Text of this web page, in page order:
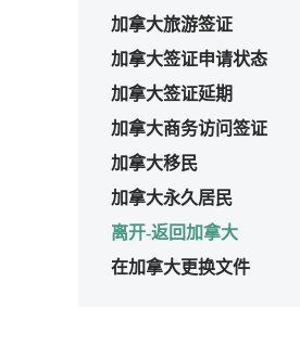
加拿大旅游签证
加拿大签证申请状态
加拿大签证延期
加拿大商务访问签证
加拿大移民
加拿大永久居民
离开-返回加拿大
在加拿大更换文件